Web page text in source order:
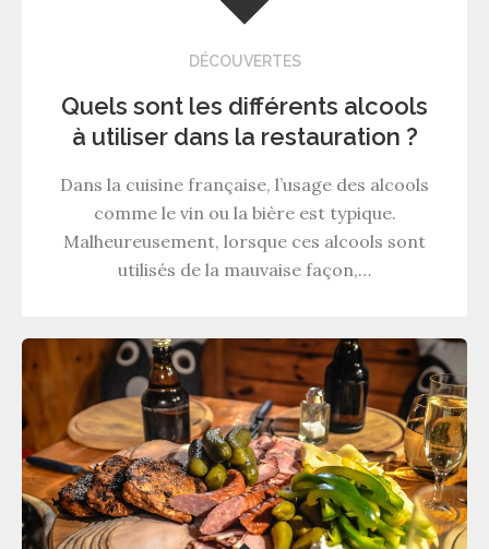
DÉCOUVERTES
Quels sont les différents alcools
à utiliser dans la restauration ?
Dans la cuisine française, l’usage des alcools
comme le vin ou la bière est typique.
Malheureusement, lorsque ces alcools sont
utilisés de la mauvaise façon,…